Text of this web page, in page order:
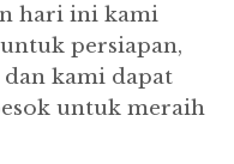
hari ini kami
persiapan,
kami dapat
untuk meraih